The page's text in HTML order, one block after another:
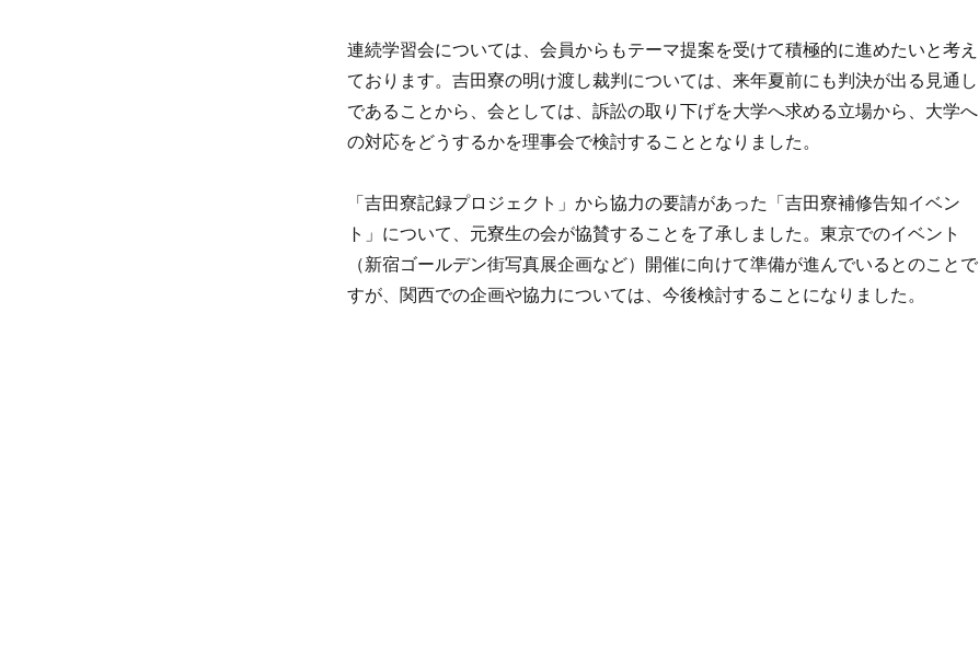
連続学習会については、会員からもテーマ提案を受けて積極的に進めたいと考え
ております。吉田寮の明け渡し裁判については、来年夏前にも判決が出る見通し
であることから、会としては、訴訟の取り下げを大学へ求める立場から、大学へ
の対応をどうするかを理事会で検討することとなりました。
「吉田寮記録プロジェクト」から協力の要請があった「吉田寮補修告知イベン
ト」について、元寮生の会が協賛することを了承しました。東京でのイベント
（新宿ゴールデン街写真展企画など）開催に向けて準備が進んでいるとのことで
すが、関西での企画や協力については、今後検討することになりました。